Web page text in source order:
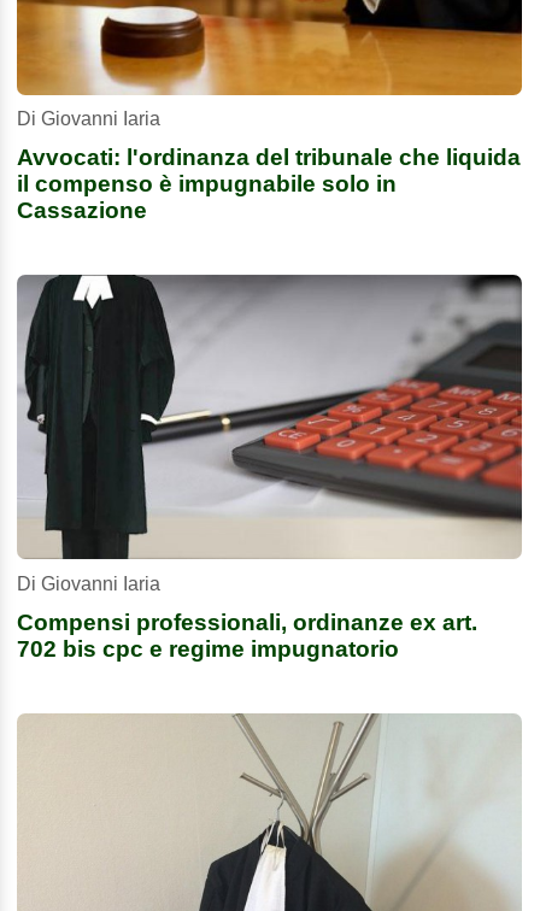
Di Giovanni Iaria
Avvocati: l'ordinanza del tribunale che liquida
il compenso è impugnabile solo in
Cassazione
Di Giovanni Iaria
Compensi professionali, ordinanze ex art.
702 bis cpc e regime impugnatorio